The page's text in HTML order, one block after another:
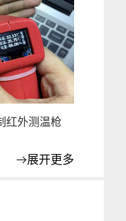
红外测温枪
展开更多